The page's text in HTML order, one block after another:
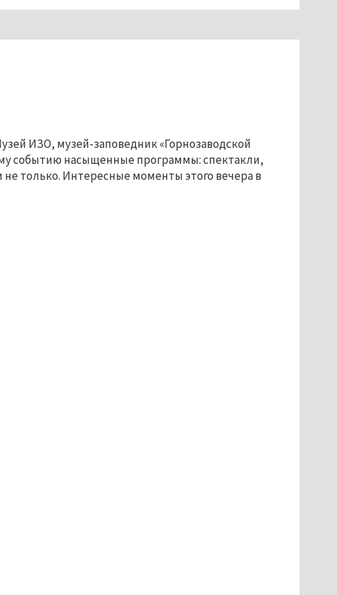
ИЗО, музей-заповедник «Горнозаводской
событию насыщенные программы: спектакли,
только. Интересные моменты этого вечера в